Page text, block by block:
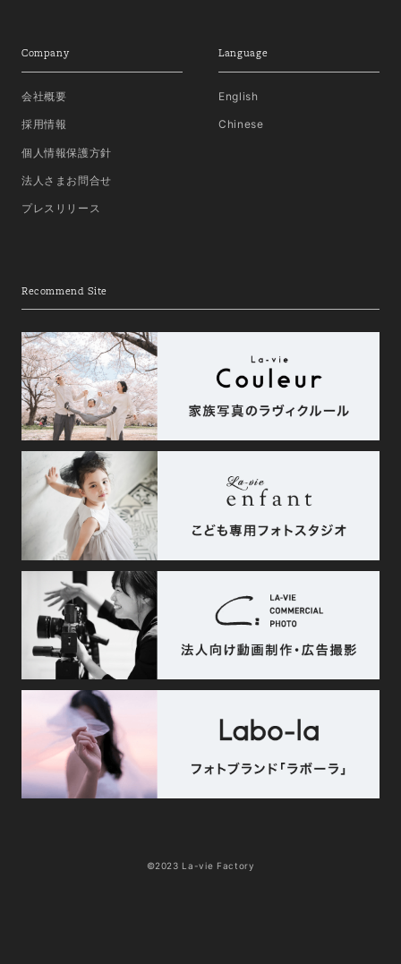
Company
会社概要
採用情報
個人情報保護方針
法人さまお問合せ
プレスリリース
Language
English
Chinese
Recommend Site
©2023 La-vie Factory